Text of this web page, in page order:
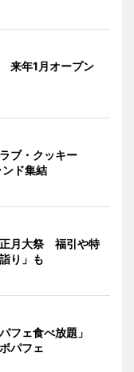
来年1月オープン
ブ・クッキー
ド集結
月大祭 福引や特
り」も
フェ食べ放題」
パフェ